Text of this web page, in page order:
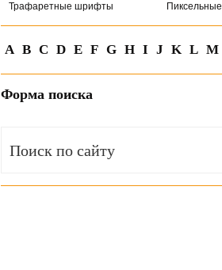
Трафаретные шрифты
A B C D E F G H I J K L M
Форма поиска